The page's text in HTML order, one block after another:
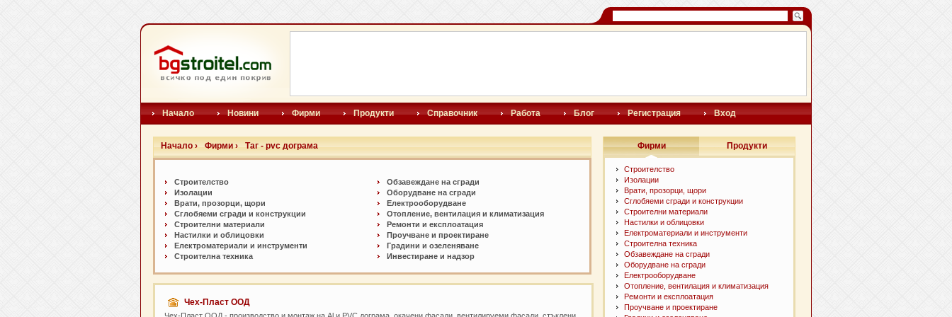
Начало Новини Фирми Продукти Справочник Работа Блог Регистрация Вход
Начало › Фирми › Таг - pvc дограма
Строителство
Изолации
Врати, прозорци, щори
Сглобяеми сгради и конструкции
Строителни материали
Настилки и oблицовки
Електроматериали и инструменти
Строителна техника
Обзавеждане на сгради
Оборудване на сгради
Електрооборудване
Отопление, вентилация и климатизация
Ремонти и експлоатация
Проучване и проектиране
Градини и озеленяване
Инвестиране и надзор
Чех-Пласт ООД
Фирми Продукти
Строителство
Изолации
Врати, прозорци, щори
Сглобяеми сгради и конструкции
Строителни материали
Настилки и oблицовки
Електроматериали и инструменти
Строителна техника
Обзавеждане на сгради
Оборудване на сгради
Електрооборудване
Отопление, вентилация и климатизация
Ремонти и експлоатация
Проучване и проектиране